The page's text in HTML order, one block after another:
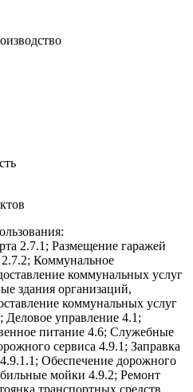
2.7.1; Размещение гаражей
Коммунальное
коммунальных услуг
здания организаций,
коммунальных услуг
управление 4.1;
питание 4.6; Служебные
сервиса 4.9.1; Заправка
Обеспечение дорожного
мойки 4.9.2; Ремонт
транспортных средств